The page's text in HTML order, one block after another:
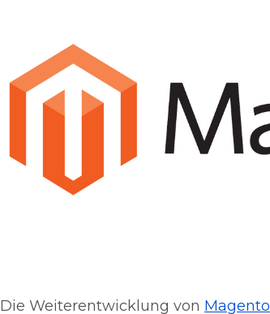
Die Weiterentwicklung von Magento